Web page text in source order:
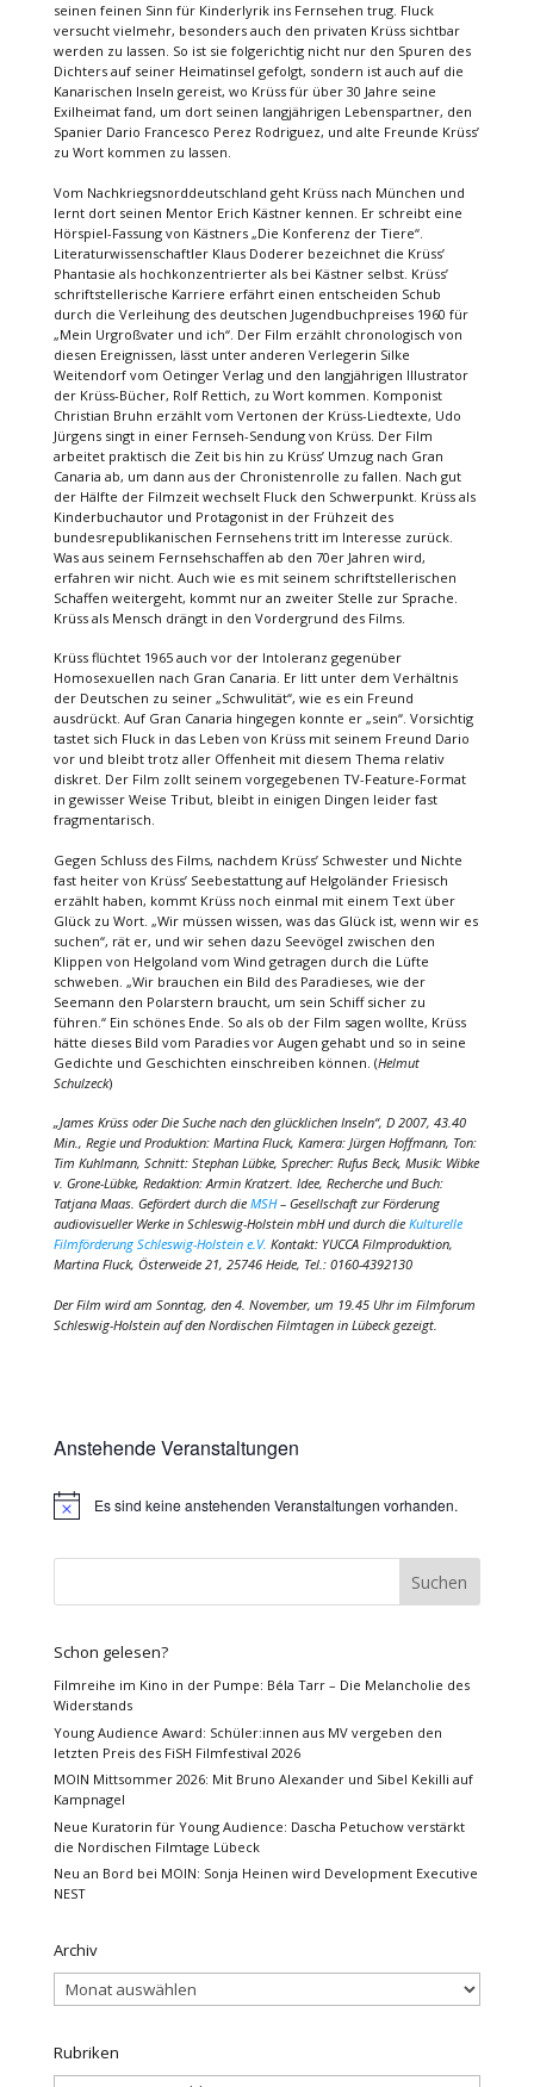
seinen feinen Sinn für Kinderlyrik ins Fernsehen trug. Fluck
versucht vielmehr, besonders auch den privaten Krüss sichtbar
werden zu lassen. So ist sie folgerichtig nicht nur den Spuren des
Dichters auf seiner Heimatinsel gefolgt, sondern ist auch auf die
Kanarischen Inseln gereist, wo Krüss für über 30 Jahre seine
Exilheimat fand, um dort seinen langjährigen Lebenspartner, den
Spanier Dario Francesco Perez Rodriguez, und alte Freunde Krüss’
zu Wort kommen zu lassen.
Vom Nachkriegsnorddeutschland geht Krüss nach München und
lernt dort seinen Mentor Erich Kästner kennen. Er schreibt eine
Hörspiel-Fassung von Kästners „Die Konferenz der Tiere“.
Literaturwissenschaftler Klaus Doderer bezeichnet die Krüss’
Phantasie als hochkonzentrierter als bei Kästner selbst. Krüss’
schriftstellerische Karriere erfährt einen entscheiden Schub
durch die Verleihung des deutschen Jugendbuchpreises 1960 für
„Mein Urgroßvater und ich“. Der Film erzählt chronologisch von
diesen Ereignissen, lässt unter anderen Verlegerin Silke
Weitendorf vom Oetinger Verlag und den langjährigen Illustrator
der Krüss-Bücher, Rolf Rettich, zu Wort kommen. Komponist
Christian Bruhn erzählt vom Vertonen der Krüss-Liedtexte, Udo
Jürgens singt in einer Fernseh-Sendung von Krüss. Der Film
arbeitet praktisch die Zeit bis hin zu Krüss’ Umzug nach Gran
Canaria ab, um dann aus der Chronistenrolle zu fallen. Nach gut
der Hälfte der Filmzeit wechselt Fluck den Schwerpunkt. Krüss als
Kinderbuchautor und Protagonist in der Frühzeit des
bundesrepublikanischen Fernsehens tritt im Interesse zurück.
Was aus seinem Fernsehschaffen ab den 70er Jahren wird,
erfahren wir nicht. Auch wie es mit seinem schriftstellerischen
Schaffen weitergeht, kommt nur an zweiter Stelle zur Sprache.
Krüss als Mensch drängt in den Vordergrund des Films.
Krüss flüchtet 1965 auch vor der Intoleranz gegenüber
Homosexuellen nach Gran Canaria. Er litt unter dem Verhältnis
der Deutschen zu seiner „Schwulität“, wie es ein Freund
ausdrückt. Auf Gran Canaria hingegen konnte er „sein“. Vorsichtig
tastet sich Fluck in das Leben von Krüss mit seinem Freund Dario
vor und bleibt trotz aller Offenheit mit diesem Thema relativ
diskret. Der Film zollt seinem vorgegebenen TV-Feature-Format
in gewisser Weise Tribut, bleibt in einigen Dingen leider fast
fragmentarisch.
Gegen Schluss des Films, nachdem Krüss’ Schwester und Nichte
fast heiter von Krüss’ Seebestattung auf Helgoländer Friesisch
erzählt haben, kommt Krüss noch einmal mit einem Text über
Glück zu Wort. „Wir müssen wissen, was das Glück ist, wenn wir es
suchen“, rät er, und wir sehen dazu Seevögel zwischen den
Klippen von Helgoland vom Wind getragen durch die Lüfte
schweben. „Wir brauchen ein Bild des Paradieses, wie der
Seemann den Polarstern braucht, um sein Schiff sicher zu
führen.“ Ein schönes Ende. So als ob der Film sagen wollte, Krüss
hätte dieses Bild vom Paradies vor Augen gehabt und so in seine
Gedichte und Geschichten einschreiben können. (Helmut
Schulzeck)
„James Krüss oder Die Suche nach den glücklichen Inseln“, D 2007, 43.40
Min., Regie und Produktion: Martina Fluck, Kamera: Jürgen Hoffmann, Ton:
Tim Kuhlmann, Schnitt: Stephan Lübke, Sprecher: Rufus Beck, Musik: Wibke
v. Grone-Lübke, Redaktion: Armin Kratzert. Idee, Recherche und Buch:
Tatjana Maas. Gefördert durch die MSH– Gesellschaft zur Förderung
audiovisueller Werke in Schleswig-Holstein mbH und durch die Kulturelle
Filmförderung Schleswig-Holstein e.V. Kontakt: YUCCA Filmproduktion,
Martina Fluck, Österweide 21, 25746 Heide, Tel.: 0160-4392130
Der Film wird am Sonntag, den 4. November, um 19.45 Uhr im Filmforum
Schleswig-Holstein auf den Nordischen Filmtagen in Lübeck gezeigt.
Anstehende Veranstaltungen
HinweisEs sind keine anstehenden Veranstaltungen vorhanden.
Schon gelesen?
Filmreihe im Kino in der Pumpe: Béla Tarr – Die Melancholie des
Widerstands
Young Audience Award: Schüler:innen aus MV vergeben den
letzten Preis des FiSH Filmfestival 2026
MOIN Mittsommer 2026: Mit Bruno Alexander und Sibel Kekilli auf
Kampnagel
Neue Kuratorin für Young Audience: Dascha Petuchow verstärkt
die Nordischen Filmtage Lübeck
Neu an Bord bei MOIN: Sonja Heinen wird Development Executive
NEST
Archiv
Archiv
Rubriken